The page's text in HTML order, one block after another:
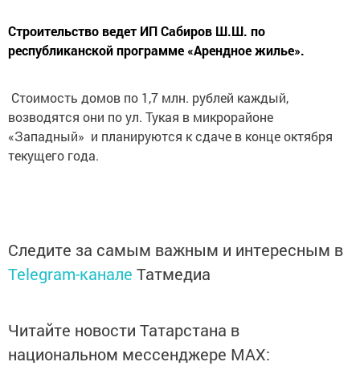
Строительство ведет ИП Сабиров Ш.Ш. по
республиканской программе «Арендное жилье».
Стоимость домов по 1,7 млн. рублей каждый,
возводятся они по ул. Тукая в микрорайоне
«Западный» и планируются к сдаче в конце октября
текущего года.
Следите за самым важным и интересным в
Telegram-канале Татмедиа
Читайте новости Татарстана в
национальном мессенджере MАХ: